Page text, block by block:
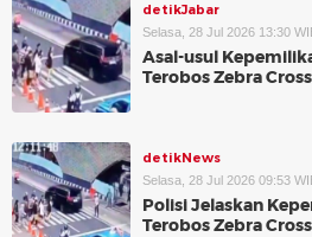
detikJabar
Selasa, 28 Jul 2026 13:30
Asal-usul
Terobos Zebra
detikNews
Selasa, 28 Jul 2026 09:53
Polisi Jelaskan
Terobos Zebra